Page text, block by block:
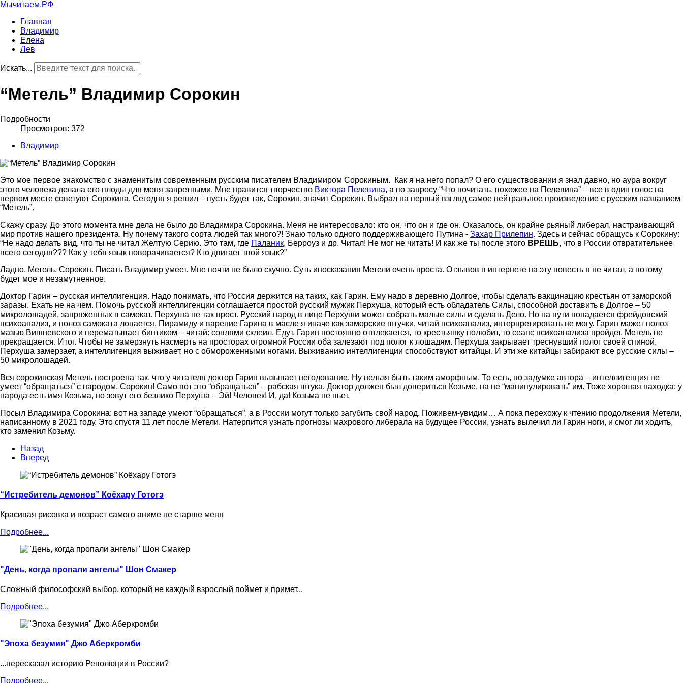
Мычитаем.РФ
Главная
Владимир
Елена
Лев
Искать...
“Метель” Владимир Сорокин
Подробности
Просмотров: 372
Владимир
Это мое первое знакомство с знаменитым современным русским писателем Владимиром Сорокиным. Как я на него попал? О его существовании я знал давно, но аура вокруг
этого человека делала его плоды для меня запретными. Мне нравится творчество Виктора Пелевина, а по запросу “Что почитать, похожее на Пелевина” – все в один голос на
первом месте советуют Сорокина. Сегодня я решил – пусть будет так, Сорокин, значит Сорокин. Выбрал на первый взгляд самое нейтральное произведение с русским названием
“Метель”.
Скажу сразу. До этого момента мне дела не было до Владимира Сорокина. Меня не интересовало: кто он, что он и где он. Оказалось, он крайне рьяный либерал, настраивающий
мир против нашего президента. Ну почему такого сорта людей так много?! Знаю только одного поддерживающего Путина - Захар Прилепин. Здесь и сейчас обращусь к Сорокину:
“Не надо делать вид, что ты не читал Желтую Серию. Это там, где Паланик, Берроуз и др. Читал! Не мог не читать! И как же ты после этого ВРЕШЬ, что в России отвратительнее
всего сегодня??? Как у тебя язык поворачивается? Кто двигает твой язык?”
Ладно. Метель. Сорокин. Писать Владимир умеет. Мне почти не было скучно. Суть иносказания Метели очень проста. Отзывов в интернете на эту повесть я не читал, а потому
будет мое и незамутненное.
Доктор Гарин – русская интеллигенция. Надо понимать, что Россия держится на таких, как Гарин. Ему надо в деревню Долгое, чтобы сделать вакцинацию крестьян от заморской
заразы. Ехать не на чем. Помочь русской интеллигенции соглашается простой русский мужик Перхуша, который есть обладатель Силы, способной доставить в Долгое – 50
микролошадей, запряженных в самокат. Перхуша не так прост. Русский народ в лице Перхуши может собрать малые силы и сделать Дело. Но на пути попадается фрейдовский
психоанализ, и полоз самоката лопается. Пирамиду и варение Гарина в масле я иначе как заморские штучки, читай психоанализ, интерпретировать не могу. Гарин мажет полоз
мазью Вишневского и перематывает бинтиком – читай: соплями склеил. Едут. Гарин постоянно отвлекается, то крестьянку полюбит, то сеанс психоанализа пройдет. Метель не
прекращается. Итог. Чтобы не замерзнуть насмерть на просторах огромной России оба залезают под полог к лошадям. Перхуша закрывает треснувший полог своей спиной.
Перхуша замерзает, а интеллигенция выживает, но с обмороженными ногами. Выживанию интеллигенции способствуют китайцы. И эти же китайцы забирают все русские силы –
50 микролошадей.
Вся сорокинская Метель построена так, что у читателя доктор Гарин вызывает негодование. Ну нельзя быть таким аморфным. То есть, по задумке автора – интеллигенция не
умеет “обращаться” с народом. Сорокин! Само вот это “обращаться” – рабская штука. Доктор должен был довериться Козьме, на не “манипулировать” им. Тоже хорошая находка: у
народа есть имя Козьма, но зовут его безлико Перхуша – Эй! Человек! И, да! Козьма не пьет.
Посыл Владимира Сорокина: вот на западе умеют “обращаться”, а в России могут только загубить свой народ. Поживем-увидим… А пока перехожу к чтению продолжения Метели,
написанному в 2021 году. Это спустя 11 лет после Метели. Натерпится узнать прогнозы махрового либерала на будущее России, узнать вылечил ли Гарин ноги, и смог ли ходить,
кто заменил Козьму.
Назад
Вперед
“Истребитель демонов” Коёхару Готогэ
Красивая рисовка и возраст самого аниме не старше меня
Подробнее...
"День, когда пропали ангелы" Шон Смакер
Сложный философский выбор, который не каждый взрослый поймет и примет...
Подробнее...
"Эпоха безумия" Джо Аберкромби
...пересказал историю Революции в России?
Подробнее...